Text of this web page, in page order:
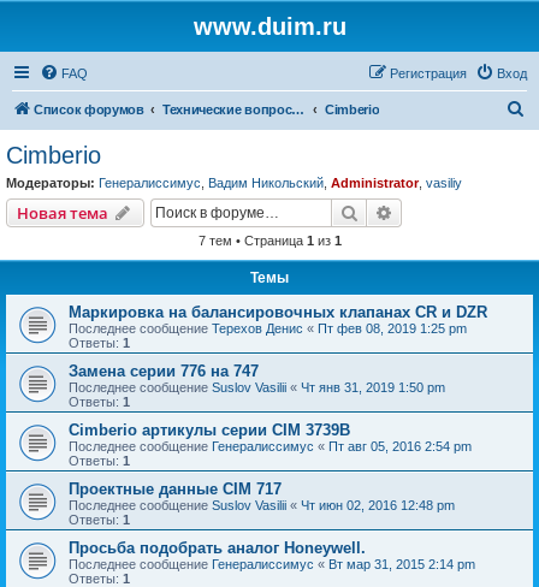
www.duim.ru
FAQ Вход
Регистрация
Список форумов Технические вопросы (по производителям и брендам) Cimberio
Cimberio
Модераторы: Генералиссимус Вадим Никольский Administrator, vasiliy
Новая тема Поиск
7 тем • Страница 1 из 1
Темы
Маркировка на балансировочных клапанах CR и DZR
Последнее сообщение Терехов Денис « Пт фев 08, 2019 1:25 pm
Ответы: 1
Замена серии 776 на 747
Последнее сообщение Suslov Vasilii « Чт янв 31, 2019 1:50 pm
Ответы: 1
Cimberio артикулы серии CIM 3739B
Последнее сообщение Генералиссимус « Пт авг 05, 2016 2:54 pm
Ответы: 1
Проектные данные CIM 717
Последнее сообщение Suslov Vasilii « Чт июн 02, 2016 12:48 pm
Ответы: 1
Просьба подобрать аналог Honeywell.
Последнее сообщение Генералиссимус « Вт мар 31, 2015 2:14 pm
Ответы: 1